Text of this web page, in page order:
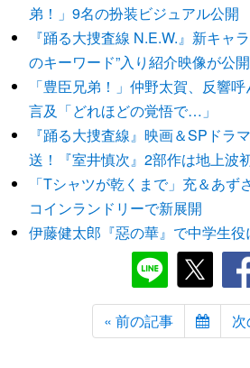
弟！」9名の扮装ビジュアル公開
『踊る大捜査線 N.E.W.』新キャ
のキーワード”入り紹介映像が公開
「豊臣兄弟！」仲野太賀、反響
言及「どれほどの覚悟で…」
『踊る大捜査線』映画＆SPドラ
送！『室井慎次』2部作は地上波
「Tシャツが乾くまで」充＆あ
コインランドリーで新展開
伊藤健太郎『惡の華』で中学生役
« 前の記事